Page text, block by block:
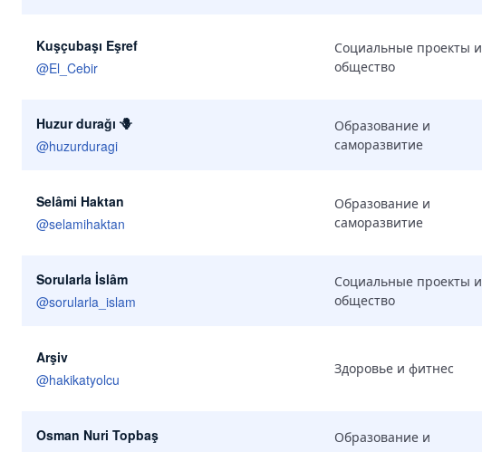
Kuşçubaşı Eşref
@El_Cebir
Социальные проекты и
общество
Huzur durağı 🪻
@huzurduragi
Образование и
саморазвитие
Selâmi Haktan
@selamihaktan
Образование и
саморазвитие
Sorularla İslâm
@sorularla_islam
Социальные проекты и
общество
Arşiv
@hakikatyolcu
Здоровье и фитнес
Osman Nuri Topbaş
Образование и